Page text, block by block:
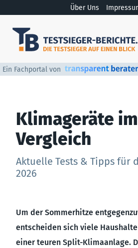
Über Uns
Ein Fachportal von
Klimageräte
Vergleich
Aktuelle Tests & Tipps für
2026
Um der Sommerhitze
entscheiden sich viele
einer teuren Split-Klimaanlage.